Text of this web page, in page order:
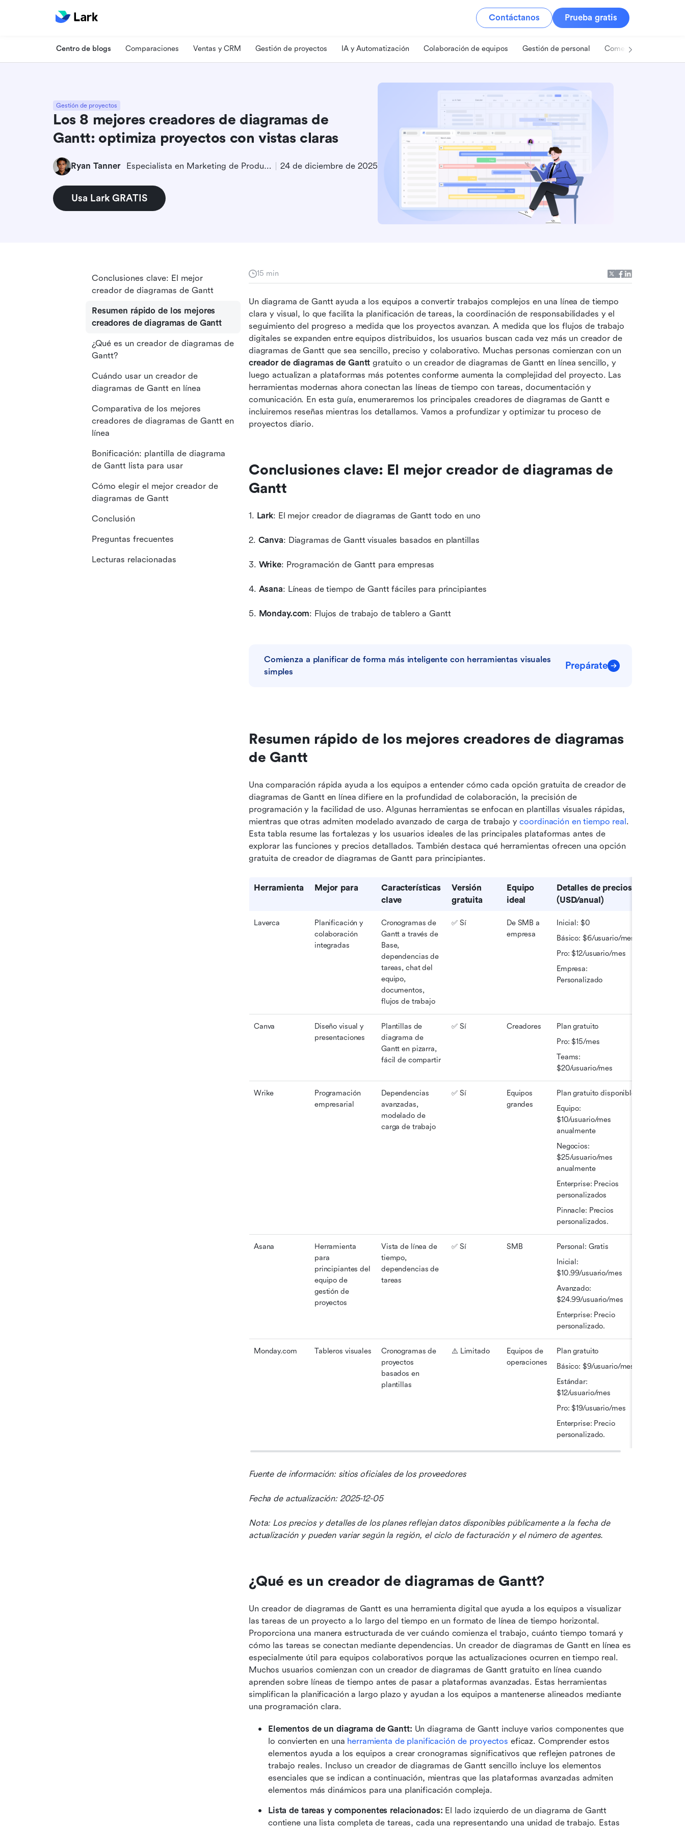
Contáctanos Prueba gratis
Centro de blogs Comparaciones Ventas y CRM Gestión de proyectos IA y Automatización Colaboración de equipos Gestión de personal Comercio minorista
Gestión de proyectos
Los 8 mejores creadores de diagramas de
Gantt: optimiza proyectos con vistas claras
Ryan Tanner Especialista en Marketing de Producto 24 de diciembre de 2025
Usa Lark GRATIS
15 min
Un diagrama de Gantt ayuda a los equipos a convertir trabajos complejos en una línea de tiempo
clara y visual, lo que facilita la planificación de tareas, la coordinación de responsabilidades y el
seguimiento del progreso a medida que los proyectos avanzan. A medida que los flujos de trabajo
digitales se expanden entre equipos distribuidos, los usuarios buscan cada vez más un creador de
creador de diagramas de Gantt gratuito o un creador de diagramas de Gantt en línea sencillo, y
luego actualizan a plataformas más potentes conforme aumenta la complejidad del proyecto. Las
herramientas modernas ahora conectan las líneas de tiempo con tareas, documentación y
comunicación. En esta guía, enumeraremos los principales creadores de diagramas de Gantt e
incluiremos reseñas mientras los detallamos. Vamos a profundizar y optimizar tu proceso de
proyectos diario.
Conclusiones clave: El mejor creador de diagramas de
Gantt
1. Lark: El mejor creador de diagramas de Gantt todo en uno
2. Canva: Diagramas de Gantt visuales basados en plantillas
3. Wrike: Programación de Gantt para empresas
4. Asana: Líneas de tiempo de Gantt fáciles para principiantes
5. Monday.com: Flujos de trabajo de tablero a Gantt
Comienza a planificar de forma más inteligente con herramientas visuales
simples
Prepárate
Resumen rápido de los mejores creadores de diagramas
de Gantt
Una comparación rápida ayuda a los equipos a entender cómo cada opción gratuita de creador de
diagramas de Gantt en línea difiere en la profundidad de colaboración, la precisión de
programación y la facilidad de uso. Algunas herramientas se enfocan en plantillas visuales rápidas,
mientras que otras admiten modelado avanzado de carga de trabajo y coordinación en tiempo real.
Esta tabla resume las fortalezas y los usuarios ideales de las principales plataformas antes de
explorar las funciones y precios detallados. También destaca qué herramientas ofrecen una opción
gratuita de creador de diagramas de Gantt para principiantes.
Herramienta Mejor para
Características
clave
Versión
gratuita
Equipo
ideal
Detalles de precios
(USD/anual)
Laverca
Planificación y
colaboración
integradas
Cronogramas de
Gantt a través de
Base,
dependencias de
tareas, chat del
equipo,
documentos,
flujos de trabajo
✅ Sí
De SMB a
empresa
Inicial: $0
Básico: $6/usuario/mes
Pro: $12/usuario/mes
Empresa:
Personalizado
Canva
Diseño visual y
presentaciones
Plantillas de
diagrama de
Gantt en pizarra,
fácil de compartir
✅ Sí Creadores
Plan gratuito
Pro: $15/mes
Teams:
$20/usuario/mes
Wrike
Programación
empresarial
Dependencias
avanzadas,
modelado de
carga de trabajo
✅ Sí
Equipos
grandes
Plan gratuito disponible
Equipo:
$10/usuario/mes
anualmente
Negocios:
$25/usuario/mes
anualmente
Enterprise: Precios
personalizados
Pinnacle: Precios
personalizados.
Asana
Herramienta
para
principiantes del
equipo de
gestión de
proyectos
Vista de línea de
tiempo,
dependencias de
tareas
✅ Sí SMB
Personal: Gratis
Inicial:
$10.99/usuario/mes
Avanzado:
$24.99/usuario/mes
Enterprise: Precio
personalizado.
Monday.com Tableros visuales
Cronogramas de
proyectos
basados en
plantillas
⚠️ Limitado
Equipos de
operaciones
Plan gratuito
Básico: $9/usuario/mes
Estándar:
$12/usuario/mes
Pro: $19/usuario/mes
Enterprise: Precio
personalizado.
Fuente de información: sitios oficiales de los proveedores
Fecha de actualización: 2025-12-05
Nota: Los precios y detalles de los planes reflejan datos disponibles públicamente a la fecha de
actualización y pueden variar según la región, el ciclo de facturación y el número de agentes.
¿Qué es un creador de diagramas de Gantt?
Un creador de diagramas de Gantt es una herramienta digital que ayuda a los equipos a visualizar
las tareas de un proyecto a lo largo del tiempo en un formato de línea de tiempo horizontal.
Proporciona una manera estructurada de ver cuándo comienza el trabajo, cuánto tiempo tomará y
cómo las tareas se conectan mediante dependencias. Un creador de diagramas de Gantt en línea es
especialmente útil para equipos colaborativos porque las actualizaciones ocurren en tiempo real.
Muchos usuarios comienzan con un creador de diagramas de Gantt gratuito en línea cuando
aprenden sobre líneas de tiempo antes de pasar a plataformas avanzadas. Estas herramientas
simplifican la planificación a largo plazo y ayudan a los equipos a mantenerse alineados mediante
una programación clara.
Elementos de un diagrama de Gantt: Un diagrama de Gantt incluye varios componentes que
lo convierten en una herramienta de planificación de proyectos eficaz. Comprender estos
elementos ayuda a los equipos a crear cronogramas significativos que reflejen patrones de
trabajo reales. Incluso un creador de diagramas de Gantt sencillo incluye los elementos
esenciales que se indican a continuación, mientras que las plataformas avanzadas admiten
elementos más dinámicos para una planificación compleja.
Lista de tareas y componentes relacionados: El lado izquierdo de un diagrama de Gantt
contiene una lista completa de tareas, cada una representando una unidad de trabajo. Estas
Conclusiones clave: El mejor
creador de diagramas de Gantt
Resumen rápido de los mejores
creadores de diagramas de Gantt
¿Qué es un creador de diagramas de
Gantt?
Cuándo usar un creador de
diagramas de Gantt en línea
Comparativa de los mejores
creadores de diagramas de Gantt en
línea
Bonificación: plantilla de diagrama
de Gantt lista para usar
Cómo elegir el mejor creador de
diagramas de Gantt
Conclusión
Preguntas frecuentes
Lecturas relacionadas